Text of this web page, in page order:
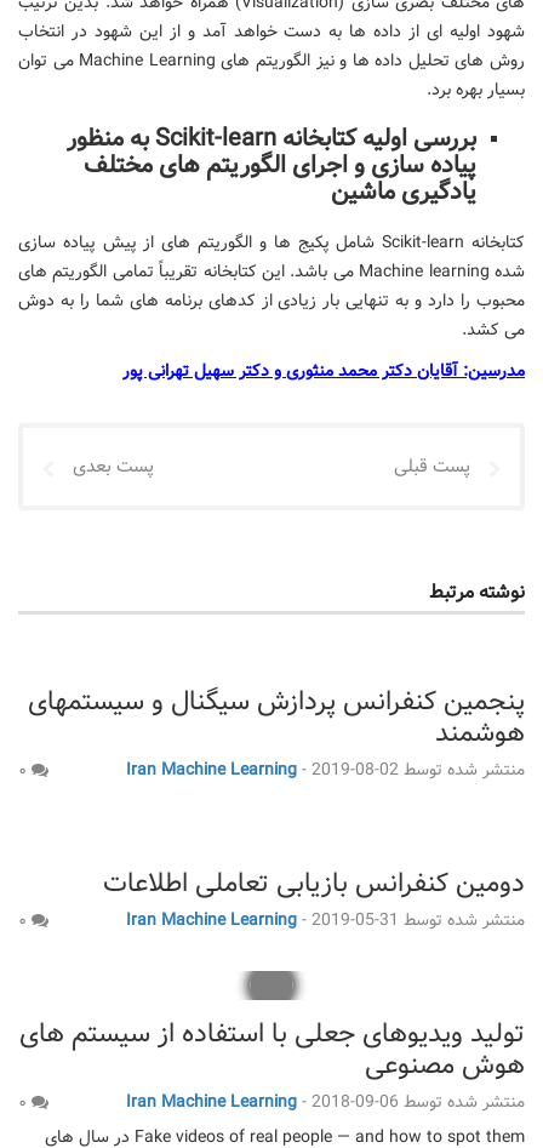
شهود اولیه ای از داده ها به دست خواهد آمد و از این شهود در انتخاب
روش های تحلیل داده ها و نیز الگوریتم های Machine Learning می توان
بسیار بهره برد.
بررسی اولیه کتابخانه Scikit-learn به منظور
پیاده سازی و اجرای الگوریتم های مختلف
یادگیری ماشین
کتابخانه Scikit-learn شامل پکیج ها و الگوریتم های از پیش پیاده سازی
شده Machine learning می باشد. این کتابخانه تقریباً تمامی الگوریتم های
محبوب را دارد و به تنهایی بار زیادی از کدهای برنامه های شما را به دوش
می کشد.
مدرسین: آقایان دکتر محمد منثوری و دکتر سهیل تهرانی پور
پست قبلی پست بعدی
نوشته مرتبط
پنجمین کنفرانس پردازش سیگنال و سیستمهای
هوشمند
منتشر شده توسط Iran Machine Learning-2019-08-02
دومین کنفرانس بازیابی تعاملی اطلاعات
منتشر شده توسط Iran Machine Learning-2019-05-31
تولید ویدیوهای جعلی با استفاده از سیستم های
هوش مصنوعی
منتشر شده توسط Iran Machine Learning-2018-09-06
Fake videos of real people — and how to spot them در سال های